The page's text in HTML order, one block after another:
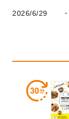
2026/6/29
2026/5/28